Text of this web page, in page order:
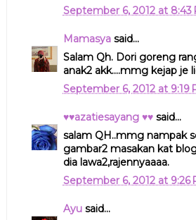
September 6, 2012 at 8:43
Mamasyasaid...
Salam Qh. Dori goreng
anak2 akk....mmg kejap je
September 6, 2012 at 9:19
♥♥azatiesayang ♥♥said...
salam QH..mmg nampak
gambar2 masakan kat
dia lawa2,rajennyaaaa.
September 6, 2012 at 9:26
Ayusaid...